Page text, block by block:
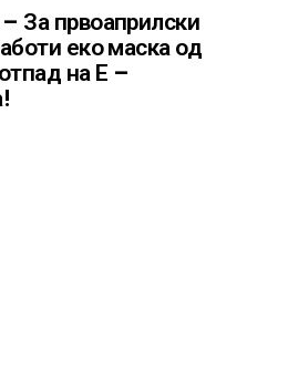
За првоаприлски
еко маска од
на Е –